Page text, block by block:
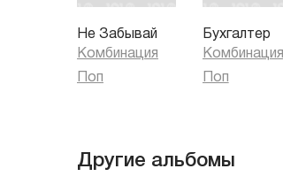
Не Забывай
Комбинация
Поп
Бухгалтер
Комбинация
Поп
Другие альбомы